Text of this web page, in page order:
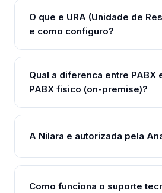
O que e URA (Unidade de
e como configuro?
Qual a diferenca entre PABX
PABX fisico (on-premise)?
A Nilara e autorizada pela
Como funciona o suporte